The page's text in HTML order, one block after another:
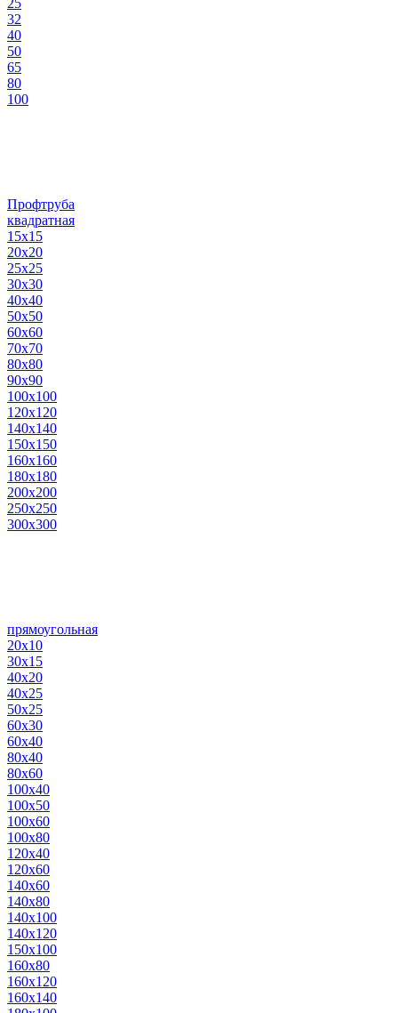
25
32
40
50
65
80
100
Профтруба
квадратная
15х15
20х20
25х25
30х30
40х40
50х50
60х60
70х70
80х80
90х90
100х100
120х120
140х140
150х150
160х160
180х180
200х200
250х250
300х300
прямоугольная
20х10
30х15
40х20
40х25
50х25
60х30
60х40
80х40
80х60
100х40
100х50
100х60
100х80
120х40
120х60
140х60
140х80
140х100
140х120
150х100
160х80
160х120
160х140